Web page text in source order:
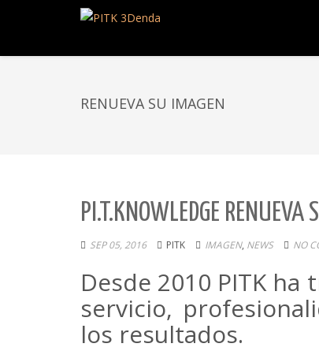
RENUEVA SU IMAGEN
PI.T.KNOWLEDGE RENUEVA
SEP 05, 2016 PITK IMAGEN, NEWS NO
Desde 2010 PITK
servicio,
los resultados.